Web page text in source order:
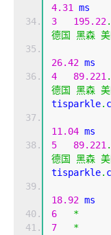
4.31 ms
3
195.22.
德国
黑森
26.42 ms
4
89.221.
德国
黑森
tisparkle.
11.04 ms
5
89.221.
德国
黑森
tisparkle.
18.92 ms
6
*
7
*